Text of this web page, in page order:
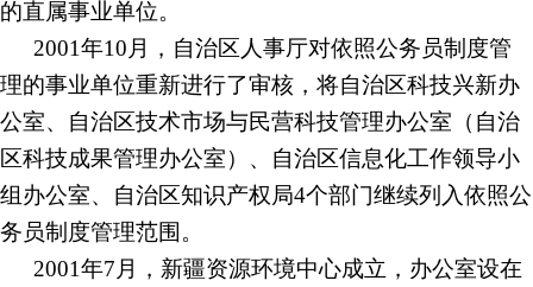
的直属事业单位。
2001年10月，自治区人事厅对依照公务员制度管
理的事业单位重新进行了审核，将自治区科技兴新办
公室、自治区技术市场与民营科技管理办公室（自治
区科技成果管理办公室）、自治区信息化工作领导小
组办公室、自治区知识产权局4个部门继续列入依照公
务员制度管理范围。
2001年7月，新疆资源环境中心成立，办公室设在